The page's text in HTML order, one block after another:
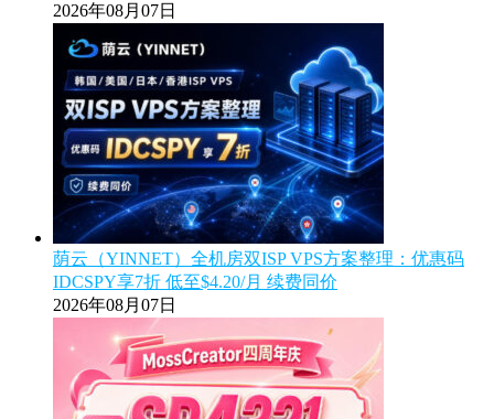
2026年08月07日
荫云（YINNET）全机房双ISP VPS方案整理：优惠码
IDCSPY享7折 低至$4.20/月 续费同价
2026年08月07日